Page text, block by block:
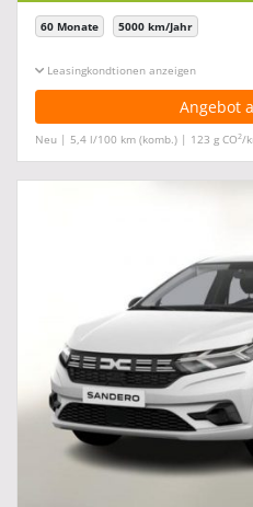
60 Monate 5000 km/Jahr
Leasingkonditionen ein-/ausblenden
Angebot
Neu | 5,4 l/100 km (komb.) | 123 g CO2/